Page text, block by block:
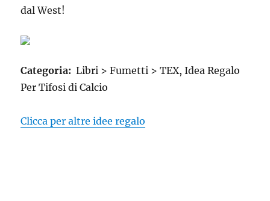
dal West!
Categoria: Libri > Fumetti > TEX, Idea Regalo
Per Tifosi di Calcio
Clicca per altre idee regalo